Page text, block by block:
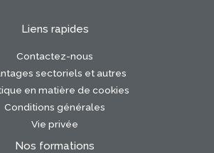
Liens rapides
Contactez-nous
sectoriels et autres
en matière de cookies
Conditions générales
Vie privée
Nos formations